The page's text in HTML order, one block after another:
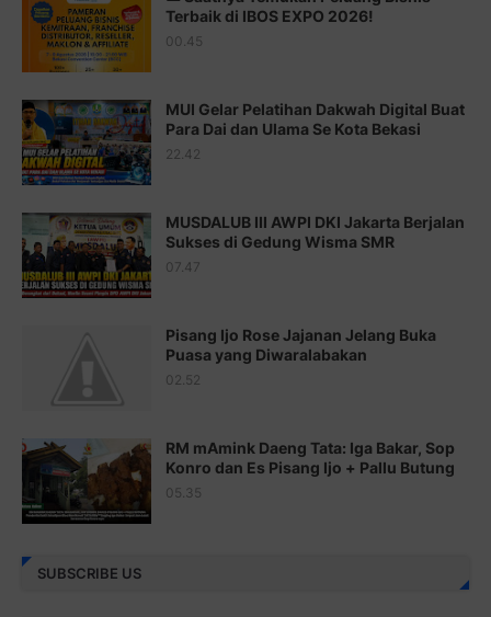
Juz 14 ⇨http://j.mp/2b8SUTA
Juz 15 ⇨http://j.mp/2bFRQIM
Juz 17 ⇨http://j.mp/2brHsFz
Juz 18 ⇨http://j.mp/2b8SCfc
Juz 19 ⇨http://j.mp/2bFSq95
Juz 20 ⇨http://j.mp/2brI1zc
Juz 21 ⇨http://j.mp/2b8VcBO
http://j.mp/2bFRxNP
http://j.mp/2brItxm
Juz 25 ⇨http://j.mp/2brImlf
Juz 26 ⇨http://j.mp/2bFRHF2
Terbaik di IBOS EXPO 2026!
00.45
MUI Gelar Pelatihan Dakwah Digital Buat
Para Dai dan Ulama Se Kota Bekasi
22.42
MUSDALUB III AWPI DKI Jakarta Berjalan
Sukses di Gedung Wisma SMR
07.47
Pisang Ijo Rose Jajanan Jelang Buka
Puasa yang Diwaralabakan
02.52
RM mAmink Daeng Tata: Iga Bakar, Sop
Konro dan Es Pisang Ijo + Pallu Butung
05.35
SUBSCRIBE US